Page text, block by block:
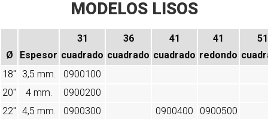
MODELOS LISOS
Ø Espesor
31
cuadrado
36
cuadrado
41
cuadrado
41
redondo
51
18" 3,5 mm. 0900100
20"
4 mm.
0900200
22" 4,5 mm. 0900300 0900400 0900500